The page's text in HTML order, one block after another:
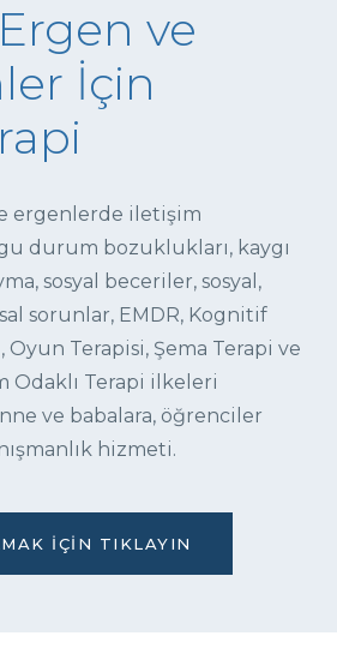
ve
İçin
ergenlerde iletişim
durum bozuklukları, kaygı
sosyal beceriler, sosyal,
sorunlar, EMDR, Kognitif
Oyun Terapisi, Şema Terapi ve
Odaklı Terapi ilkeleri
ve babalara, öğrenciler
hizmeti.
İÇIN TIKLAYIN